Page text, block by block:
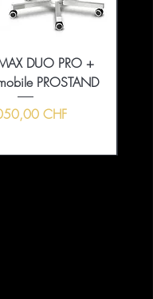
DUO PRO +
PROSTAND
CHF